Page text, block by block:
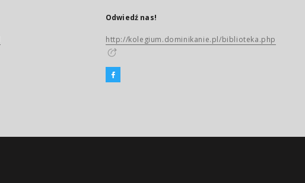
Odwiedź nas!
http://kolegium.dominikanie.pl/biblioteka.php